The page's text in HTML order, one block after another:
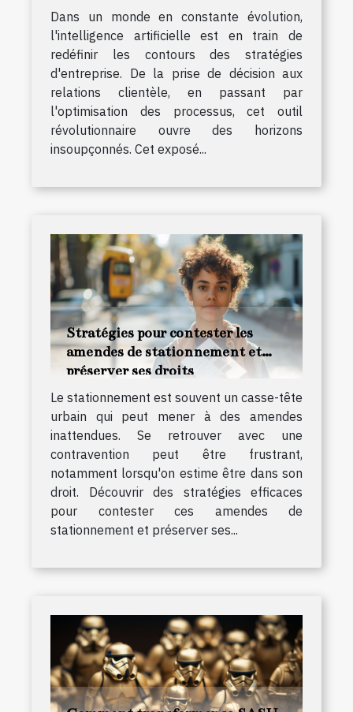
Dans un monde en constante évolution,
l'intelligence artificielle est en train de
redéfinir les contours des stratégies
d'entreprise. De la prise de décision aux
relations clientèle, en passant par
l'optimisation des processus, cet outil
révolutionnaire ouvre des horizons
insoupçonnés. Cet exposé...
Stratégies pour contester les
amendes de stationnement et
préserver ses droits
Le stationnement est souvent un casse-tête
urbain qui peut mener à des amendes
inattendues. Se retrouver avec une
contravention peut être frustrant,
notamment lorsqu'on estime être dans son
droit. Découvrir des stratégies efficaces
pour contester ces amendes de
stationnement et préserver ses...